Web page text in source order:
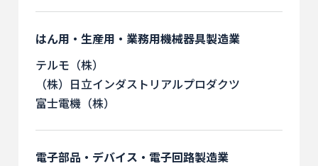
はん用・生産用・業務用機械器具製造業
テルモ（株）
（株）日立インダストリアルプロダクツ
富士電機（株）
電子部品・デバイス・電子回路製造業